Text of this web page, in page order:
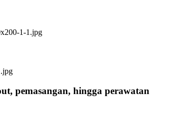
pemasangan, hingga perawatan